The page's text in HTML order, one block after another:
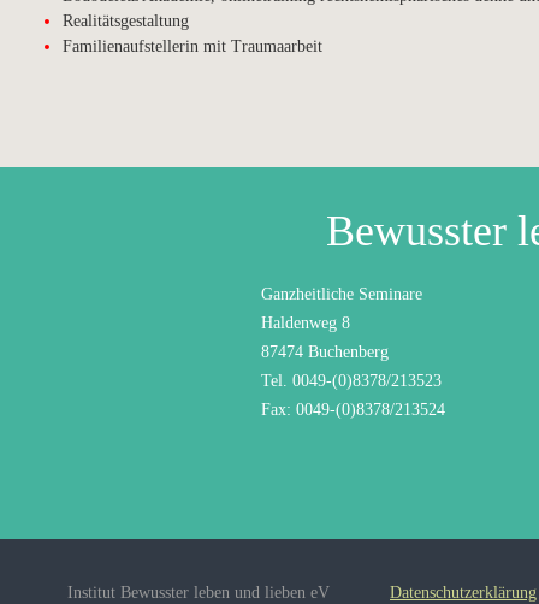
Realitätsgestaltung
Familienaufstellerin mit Traumaarbeit
Bewusster
Ganzheitliche Seminare
Haldenweg 8
87474 Buchenberg
Tel. 0049-(0)8378/213523
Fax: 0049-(0)8378/213524
Institut Bewusster leben und lieben eV Datenschutzerklärung